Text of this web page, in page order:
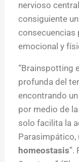
nervioso
consiguiente
consecuencias
emocional y
“Brainspotting
profunda del
encontrando
por medio de
solo facilita la
Parasimpático,
homeostasis”.